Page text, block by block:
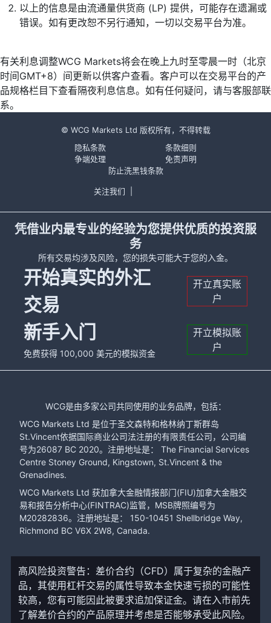
以上的信息是由流通量供货商 (LP) 提供，可能存在遗漏或
错误。如有更改恕不另行通知，一切以交易平台为准。
有关利息调整WCG Markets将会在晚上九时至零晨一时（北京
时间GMT+8）间更新以供客户查看。客户可以在交易平台的产
品规格栏目下查看隔夜利息信息。如有任何疑问，请与客服部联
系。
© WCG Markets Ltd 版权所有，不得转载
隐私条款
条款细则
争端处理
免责声明
防止洗黑钱条款
关注我们
凭借业内最专业的经验为您提供优质的投资服
务
所有交易均涉及风险，您的损失可能大于您的入金。
开始真实的外汇
交易
开立真实账
户
新手入门
免费获得 100,000 美元的模拟资金
开立模拟账
户
WCG是由多家公司共同使用的业务品牌，包括：
WCG Markets Ltd 是位于圣文森特和格林纳丁斯群岛
St.Vincent依据国际商业公司法注册的有限责任公司，公司编
号为26087 BC 2020。注册地址是： The Financial Services
Centre Stoney Ground, Kingstown, St.Vincent & the
Grenadines.
WCG Markets Ltd 获加拿大金融情报部门(FIU)加拿大金融交
易和报告分析中心(FINTRAC)监管，MSB牌照编号为
M20282836。注册地址是： 150-10451 Shellbridge Way,
Richmond BC V6X 2W8, Canada.
高风险投资警告：差价合约（CFD）属于复杂的金融产
品，其使用杠杆交易的属性导致本金快速亏损的可能性
较高，您有可能因此被要求追加保证金。请在入市前先
了解差价合约的产品原理并考虑是否能够承受此风险。